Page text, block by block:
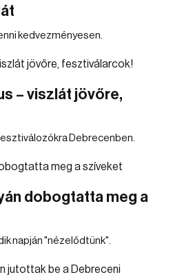
kedvezményesen.
– viszlát jövőre,
Debrecenben.
dobogtatta meg a
napján "nézelődtünk".